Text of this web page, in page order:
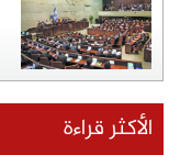
الأكثر قراءة